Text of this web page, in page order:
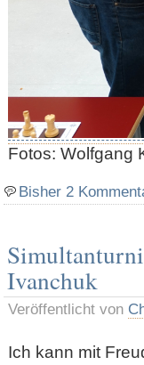
Fotos: Wolfgang
Bisher 2
Ivanchuk
Veröffentlicht von
Ich kann mit